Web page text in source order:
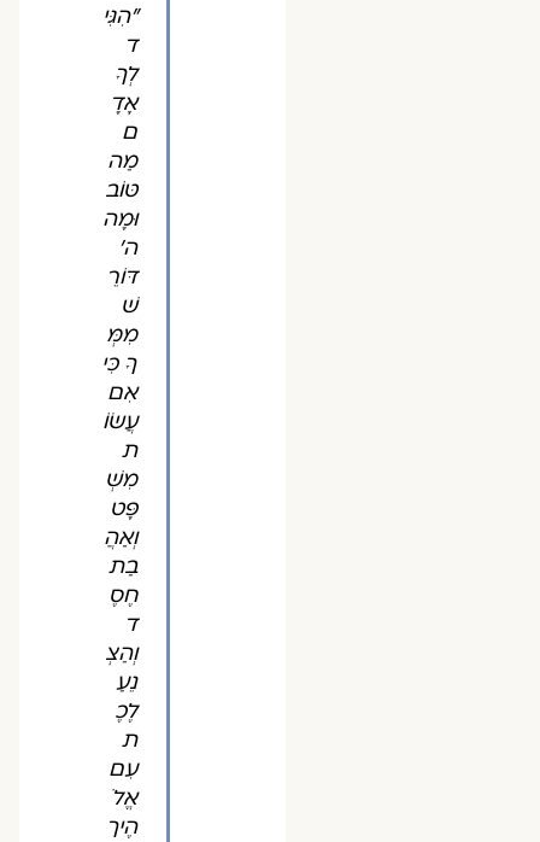
"הִגִּי
ד
לְךָ
אָדָ
ם
מַה
טּוֹב
וּמָה
ה'
דּוֹרֵ
שׁ
מִמְּ
ךָ כִּי
אִם
עֲשׂוֹ
ת
מִשְׁ
פָּט
וְאַהֲ
בַת
חֶסֶ
ד
וְהַצְ
נֵעַ
לֶכֶ
ת
עִם
אֱלֹ
הֶיך